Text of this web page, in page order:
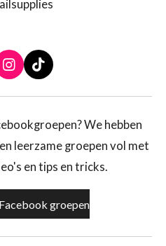
I
n
s
a
r
a
T
i
k
o
We hebben
leerzame groepen vol met
en tips en tricks.
groepen